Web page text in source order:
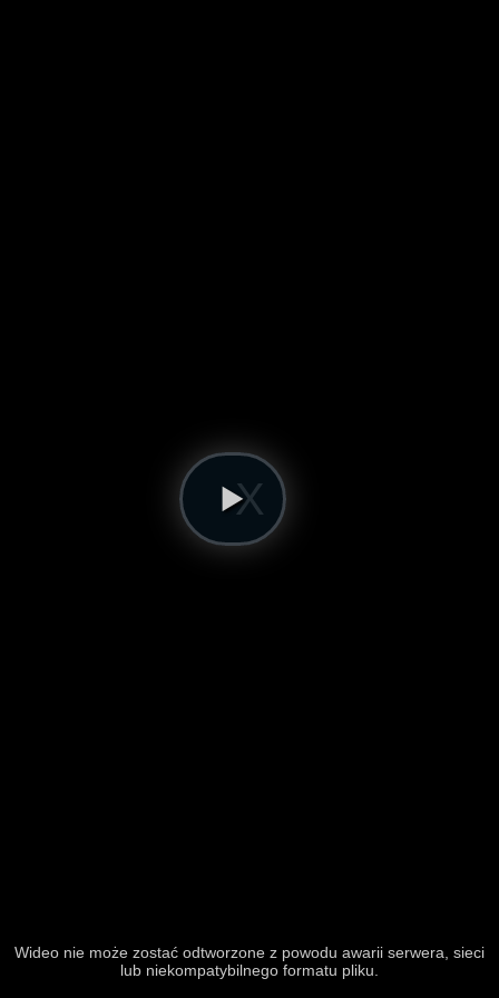
Wideo nie może zostać odtworzone z powodu awarii serwera, sieci
lub niekompatybilnego formatu pliku.